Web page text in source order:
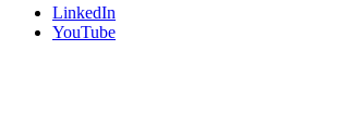
LinkedIn
YouTube